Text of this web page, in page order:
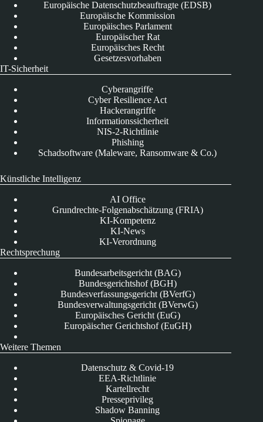
Europäische Datenschutzbeauftragte (EDSB)
Europäische Kommission
Europäisches Parlament
Europäischer Rat
Europäisches Recht
Gesetzesvorhaben
IT-Sicherheit
Cyberangriffe
Cyber Resilience Act
Hackerangriffe
Informationssicherheit
NIS-2-Richtlinie
Phishing
Schadsoftware (Maleware, Ransomware & Co.)
Künstliche Intelligenz
AI Office
Grundrechte-Folgenabschätzung (FRIA)
KI-Kompetenz
KI-News
KI-Verordnung
Rechtsprechung
Bundesarbeitsgericht (BAG)
Bundesgerichtshof (BGH)
Bundesverfassungsgericht (BVerfG)
Bundesverwaltungsgericht (BVerwG)
Europäisches Gericht (EuG)
Europäischer Gerichtshof (EuGH)
Weitere Themen
Datenschutz & Covid-19
EEA-Richtlinie
Kartellrecht
Presseprivileg
Shadow Banning